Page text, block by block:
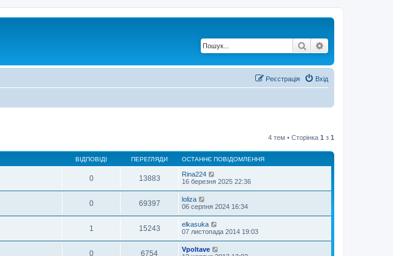
Пошук
Вхід
Реєстрація
4 тем • Сторінка 1 з 1
ВІДПОВІДІ ПЕРЕГЛЯДИ ОСТАННЄ ПОВІДОМЛЕННЯ
0 13883
Rina224
16 березня 2025 22:36
0 69397
loliza
06 серпня 2024 16:34
1 15243
elkasuka
07 листопада 2014 19:03
0 6754
Vpoltave